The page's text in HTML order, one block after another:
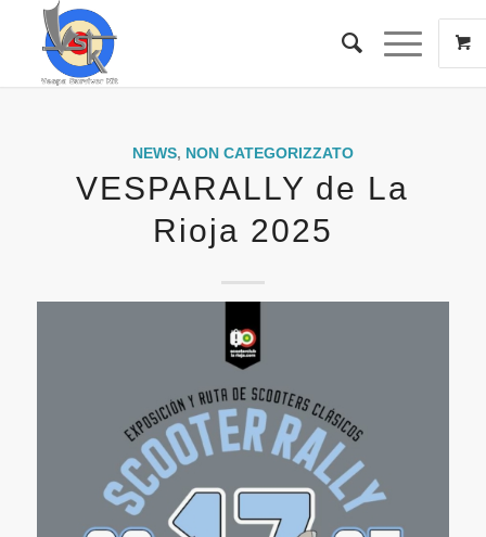
NEWS, NON CATEGORIZZATO
VESPARALLY de La
Rioja 2025